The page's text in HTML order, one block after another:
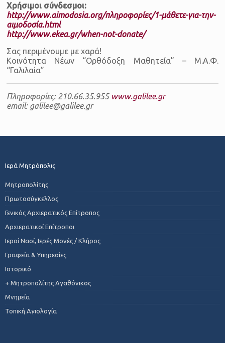
Χρήσιμοι σύνδεσμοι:
http://www.aimodosia.org/πληροφορίες/1-μάθετε-για-την-
αιμοδοσία.html
http://www.ekea.gr/when-not-donate/
Σας περιμένουμε με χαρά!
Κοινότητα Νέων “Ορθόδοξη Μαθητεία” – Μ.Α.Φ.
“Γαλιλαία”
Πληροφορίες: 210.66.35.955 www.galilee.gr
email: galilee@galilee.gr
Ιερά Μητρόπολις
Μητροπολίτης
Πρωτοσύγκελλος
Γενικός Αρχιερατικός Επίτροπος
Αρχιερατικοί Επίτροποι
Ιεροί Ναοί, Ιερές Μονές / Κλήρος
Γραφεία & Υπηρεσίες
Ιστορικό
+ Μητροπολίτης Αγαθόνικος
Μνημεία
Τοπική Αγιολογία